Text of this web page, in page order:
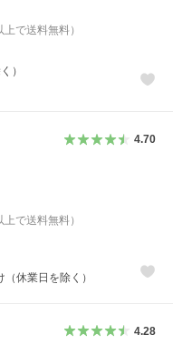
上で送料無料）
）
4.70
上で送料無料）
休業日を除く）
4.28